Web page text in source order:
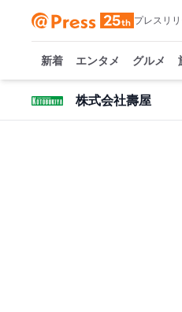
プレスリ
新着 エンタメ グルメ
株式会社壽屋